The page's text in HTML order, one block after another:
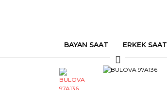
BAYAN SAAT ERKEK SAAT